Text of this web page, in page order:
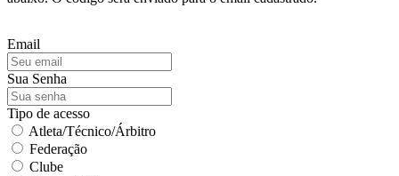
Email
Sua Senha
Tipo de acesso
Atleta/Técnico/Árbitro
Federação
Clube